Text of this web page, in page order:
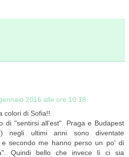
2016 alle ore 10:18
colori di Sofia!!
di "sentirsi all'est". Praga e Budapest
negli ultimi anni sono diventate
e secondo me hanno perso un po' di
Quindi bello che invece lì ci sia